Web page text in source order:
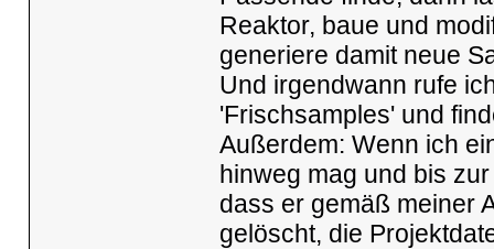
Reaktor, baue und
generiere damit neue
Und irgendwann rufe
'Frischsamples' und
Außerdem: Wenn ich
hinweg mag und bis
dass er gemäß meiner
gelöscht, die